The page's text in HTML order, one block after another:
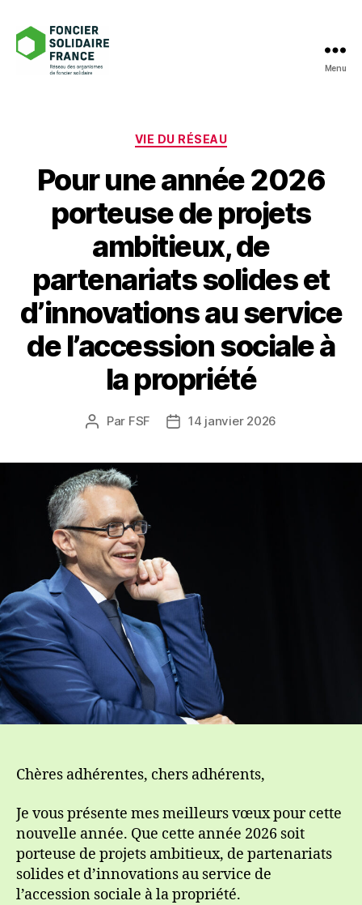
Menu
Catégories
VIE DU RÉSEAU
Pour une année 2026
porteuse de projets
ambitieux, de
partenariats solides et
d’innovations au service
de l’accession sociale à
la propriété
Auteur
Par FSF
Date14 janvier 2026
Chères adhérentes, chers adhérents,
Je vous présente mes meilleurs vœux pour cette
nouvelle année. Que cette année 2026 soit
porteuse de projets ambitieux, de partenariats
solides et d’innovations au service de
l’accession sociale à la propriété.